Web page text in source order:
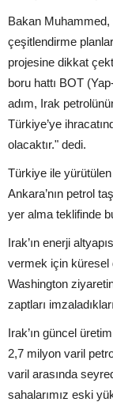
Bakan Muhammed,
çeşitlendirme
projesine dikkat
boru hattı BOT
adım, Irak
Türkiye’ye
olacaktır." dedi.
Türkiye ile
Ankara’nın petrol
yer alma teklifinde
Irak’ın enerji
vermek için küresel
Washington
zaptları
Irak’ın güncel
2,7 milyon varil
varil arasında
sahalarımız eski